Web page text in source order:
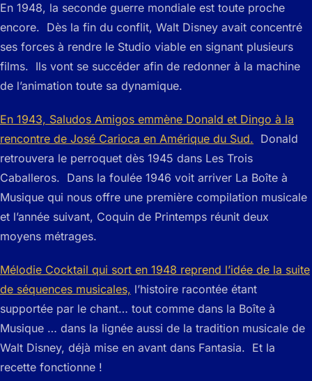
En 1948, la seconde guerre mondiale est toute proche
encore. Dès la fin du conflit, Walt Disney avait concentré
ses forces à rendre le Studio viable en signant plusieurs
films. Ils vont se succéder afin de redonner à la machine
de l’animation toute sa dynamique.
En 1943, Saludos Amigos emmène Donald et Dingo à la
rencontre de José Carioca en Amérique du Sud. Donald
retrouvera le perroquet dès 1945 dans Les Trois
Caballeros. Dans la foulée 1946 voit arriver La Boîte à
Musique qui nous offre une première compilation musicale
et l’année suivant, Coquin de Printemps réunit deux
moyens métrages.
Mélodie Cocktail qui sort en 1948 reprend l’idée de la suite
de séquences musicales, l’histoire racontée étant
supportée par le chant… tout comme dans la Boîte à
Musique … dans la lignée aussi de la tradition musicale de
Walt Disney, déjà mise en avant dans Fantasia. Et la
recette fonctionne !